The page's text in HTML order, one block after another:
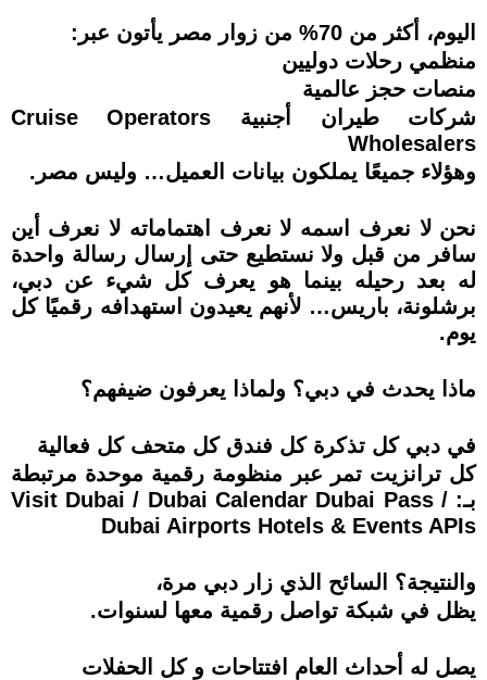
اليوم، أكثر من 70% من زوار مصر يأتون عبر:
منظمي رحلات دوليين
منصات حجز عالمية
شركات طيران أجنبية Cruise Operators
Wholesalers
وهؤلاء جميعًا يملكون بيانات العميل… وليس مصر.
نحن لا نعرف اسمه لا نعرف اهتماماته لا نعرف أين
سافر من قبل ولا نستطيع حتى إرسال رسالة واحدة
له بعد رحيله بينما هو يعرف كل شيء عن دبي،
برشلونة، باريس… لأنهم يعيدون استهدافه رقميًا كل
يوم.
ماذا يحدث في دبي؟ ولماذا يعرفون ضيفهم؟
في دبي كل تذكرة كل فندق كل متحف كل فعالية
كل ترانزيت تمر عبر منظومة رقمية موحدة مرتبطة
بـ: Visit Dubai / Dubai Calendar Dubai Pass /
Dubai Airports Hotels & Events APIs
والنتيجة؟ السائح الذي زار دبي مرة،
يظل في شبكة تواصل رقمية معها لسنوات.
يصل له أحداث العام افتتاحات و كل الحفلات